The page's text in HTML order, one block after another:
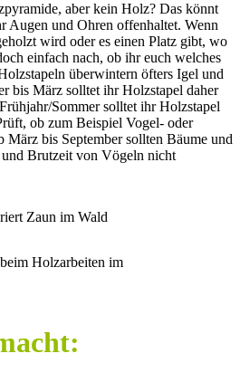
aber kein Holz? Das könnt
Augen und Ohren offenhaltet. Wenn
wird oder es einen Platz gibt, wo
einfach nach, ob ihr euch welches
überwintern öfters Igel und
bis März solltet ihr Holzstapel daher
Sommer solltet ihr Holzstapel
ob zum Beispiel Vogel- oder
März bis September sollten Bäume und
Brutzeit von Vögeln nicht